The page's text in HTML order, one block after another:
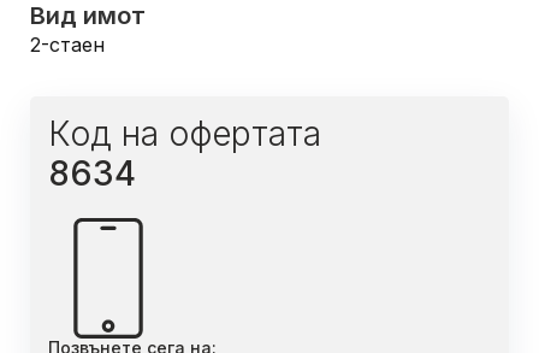
Вид имот
2-стаен
Код на офертата
8634
Позвънете сега на: